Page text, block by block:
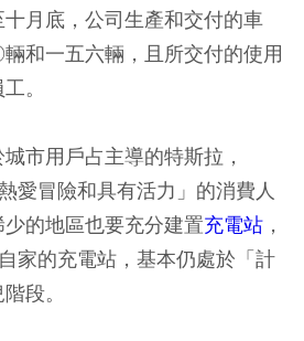
月底，公司生產和交付的車
和一五六輛，且所交付的使用
。
市用戶占主導的特斯拉，
愛冒險和具有活力」的消費人
的地區也要充分建置充電站 ，
家的充電站，基本仍處於「計
段。